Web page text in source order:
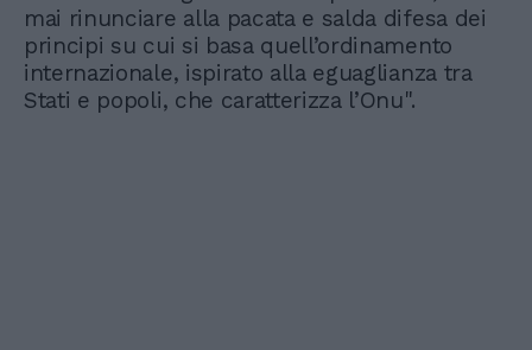
mai rinunciare alla pacata e salda difesa dei
principi su cui si basa quell’ordinamento
internazionale, ispirato alla eguaglianza tra
Stati e popoli, che caratterizza l’Onu".